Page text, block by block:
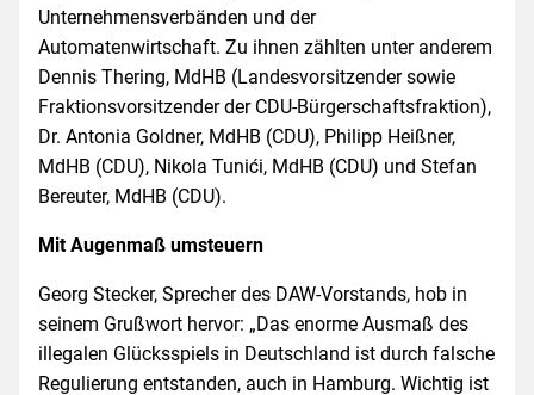
Unternehmensverbänden und der
Automatenwirtschaft. Zu ihnen zählten unter anderem
Dennis Thering, MdHB (Landesvorsitzender sowie
Fraktionsvorsitzender der CDU-Bürgerschaftsfraktion),
Dr. Antonia Goldner, MdHB (CDU), Philipp Heißner,
MdHB (CDU), Nikola Tunići, MdHB (CDU) und Stefan
Bereuter, MdHB (CDU).
Mit Augenmaß umsteuern
Georg Stecker, Sprecher des DAW-Vorstands, hob in
seinem Grußwort hervor: „Das enorme Ausmaß des
illegalen Glücksspiels in Deutschland ist durch falsche
Regulierung entstanden, auch in Hamburg. Wichtig ist